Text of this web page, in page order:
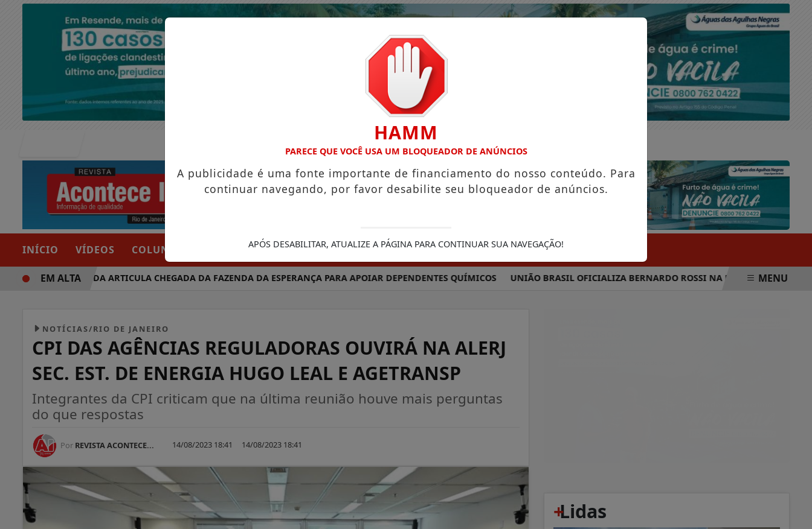
INÍCIO VÍDEOS COLUNAS NOTÍCIAS EDIÇÕES EM PDF CONTATO PODCASTS CLASSIFICADOS
VOLTA REDONDA ARTICULA CHEGADA DA FAZENDA DA ESPERANÇA PARA APOIAR DEPENDENTES QUÍMICOS UNIÃO BRASIL OFICIALIZA BERNARDO ROSSI NA DISPUTA POR VAGA NA
EM ALTA MENU
NOTÍCIAS/RIO DE JANEIRO
CPI DAS AGÊNCIAS REGULADORAS OUVIRÁ NA ALERJ
SEC. EST. DE ENERGIA HUGO LEAL E AGETRANSP
Integrantes da CPI criticam que na última reunião houve mais perguntas
do que respostas
Por REVISTA ACONTECE... 14/08/2023 18:41 14/08/2023 18:41
+
Lidas
HAMM
PARECE QUE VOCÊ USA UM BLOQUEADOR DE ANÚNCIOS
A publicidade é uma fonte importante de financiamento do nosso conteúdo. Para
continuar navegando, por favor desabilite seu bloqueador de anúncios.
APÓS DESABILITAR, ATUALIZE A PÁGINA PARA CONTINUAR SUA NAVEGAÇÃO!